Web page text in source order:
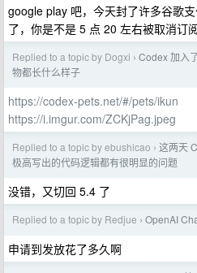
google play 吧，今天封了许多谷歌
了，你是不是 5 点 20 左右被取消订
Replied to a topic by Dogxi › Codex 加入
物都长什么样子
https://codex-pets.net/#/pets/ikun
https://i.imgur.com/ZCKjPag.jpeg
Replied to a topic by ebushicao › 这两天
极高写出的代码逻辑都有很明显的问题
没错，又切回 5.4 了
Replied to a topic by Redjue › OpenAI
申请到发放花了多久啊